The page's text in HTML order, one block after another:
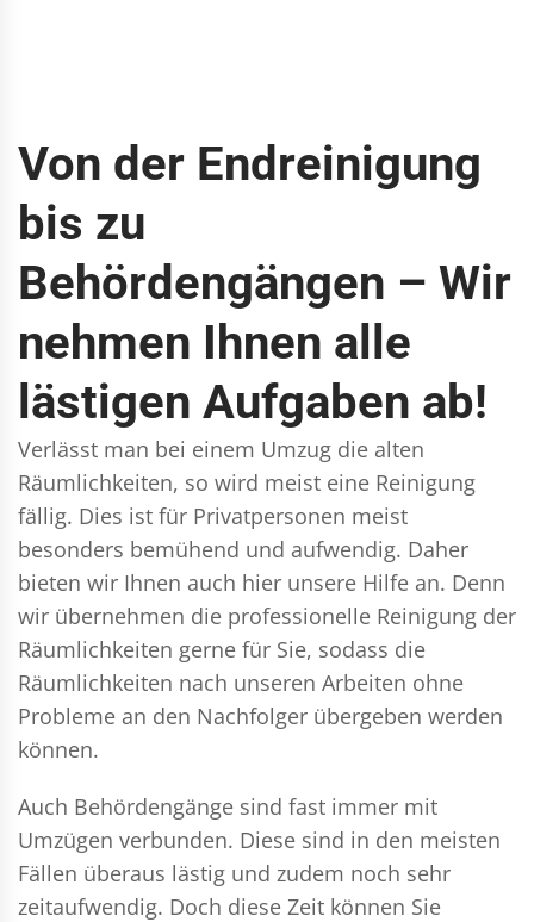
Von der Endreinigung
bis zu
Behördengängen – Wir
nehmen Ihnen alle
lästigen Aufgaben ab!
Verlässt man bei einem Umzug die alten
Räumlichkeiten, so wird meist eine Reinigung
fällig. Dies ist für Privatpersonen meist
besonders bemühend und aufwendig. Daher
bieten wir Ihnen auch hier unsere Hilfe an. Denn
wir übernehmen die professionelle Reinigung der
Räumlichkeiten gerne für Sie, sodass die
Räumlichkeiten nach unseren Arbeiten ohne
Probleme an den Nachfolger übergeben werden
können.
Auch Behördengänge sind fast immer mit
Umzügen verbunden. Diese sind in den meisten
Fällen überaus lästig und zudem noch sehr
zeitaufwendig. Doch diese Zeit können Sie